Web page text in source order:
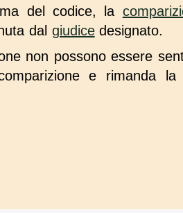
del codice, la
dal giudicedesignato.
non possono essere
e rimanda la